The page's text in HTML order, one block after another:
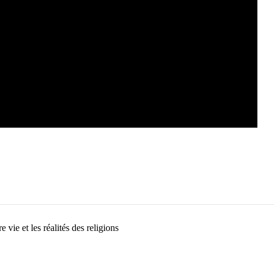
vie et les réalités des religions